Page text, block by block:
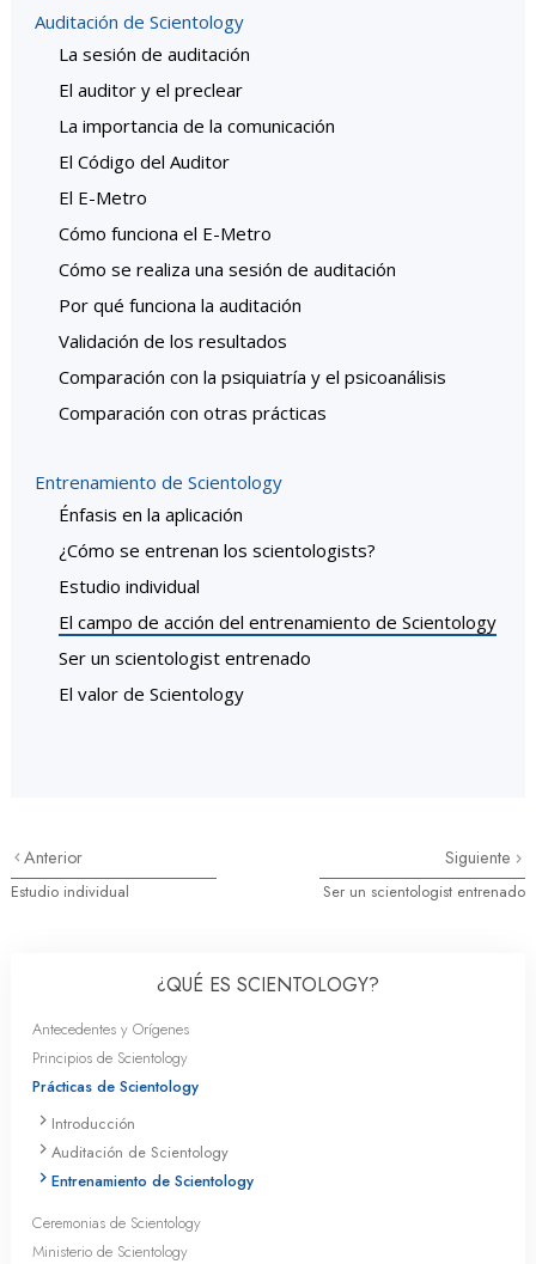
Auditación de Scientology
La sesión de auditación
El auditor y el preclear
La importancia de la comunicación
El Código del Auditor
El E-Metro
Cómo funciona el E-Metro
Cómo se realiza una sesión de auditación
Por qué funciona la auditación
Validación de los resultados
Comparación con la psiquiatría y el psicoanálisis
Comparación con otras prácticas
Entrenamiento de Scientology
Énfasis en la aplicación
¿Cómo se entrenan los scientologists?
Estudio individual
El campo de acción del entrenamiento de Scientology
Ser un scientologist entrenado
El valor de Scientology
Anterior
Estudio individual
Siguiente
Ser un scientologist entrenado
¿QUÉ ES SCIENTOLOGY?
Antecedentes y Orígenes
Principios de Scientology
Prácticas de Scientology
Introducción
Auditación de Scientology
Entrenamiento de Scientology
Ceremonias de Scientology
Ministerio de Scientology